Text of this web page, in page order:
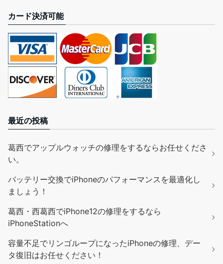
カード決済可能
最近の投稿
葛西でアップルウォッチの修理をするならお任せくださ
い。
バッテリー交換でiPhoneのパフォーマンスを最適化し
ましょう！
葛西・西葛西でiPhone12の修理をするなら
iPhoneStationへ
容量不足でリンゴループになったiPhoneの修理、デー
タ復旧はお任せください！